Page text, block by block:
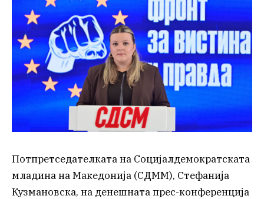
Потпретседателката на Социјалдемократската
младина на Македонија (СДММ), Стефанија
Кузмановска, на денешната прес-конференција